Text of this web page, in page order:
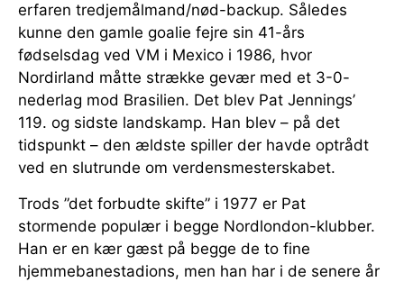
erfaren tredjemålmand/nød-backup. Således
kunne den gamle goalie fejre sin 41-års
fødselsdag ved VM i Mexico i 1986, hvor
Nordirland måtte strække gevær med et 3-0-
nederlag mod Brasilien. Det blev Pat Jennings’
119. og sidste landskamp. Han blev – på det
tidspunkt – den ældste spiller der havde optrådt
ved en slutrunde om verdensmesterskabet.
Trods ”det forbudte skifte” i 1977 er Pat
stormende populær i begge Nordlondon-klubber.
Han er en kær gæst på begge de to fine
hjemmebanestadions, men han har i de senere år